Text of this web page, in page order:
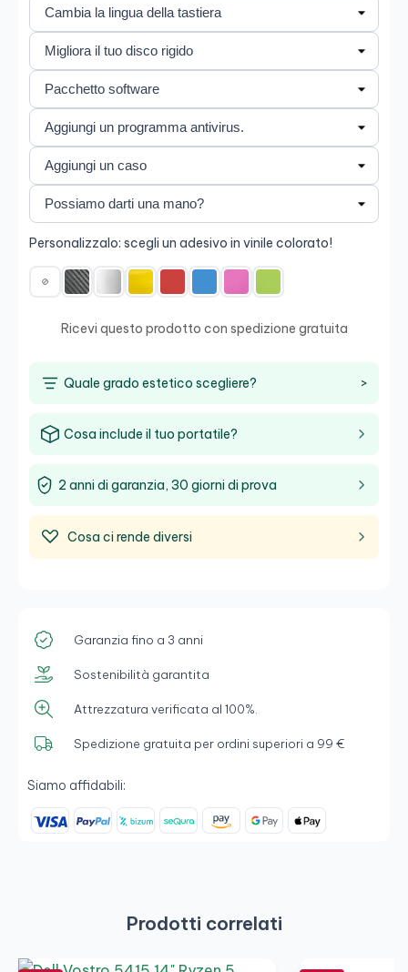
Personalizzalo: scegli un adesivo in vinile colorato!
Ricevi questo prodotto con spedizione gratuita
Quale grado estetico scegliere? >
Cosa include il tuo portatile?
2 anni di garanzia, 30 giorni di prova
Cosa ci rende diversi
Garanzia fino a 3 anni
Sostenibilità garantita
Attrezzatura verificata al 100%.
Spedizione gratuita per ordini superiori a 99 €
Siamo affidabili:
Prodotti correlati